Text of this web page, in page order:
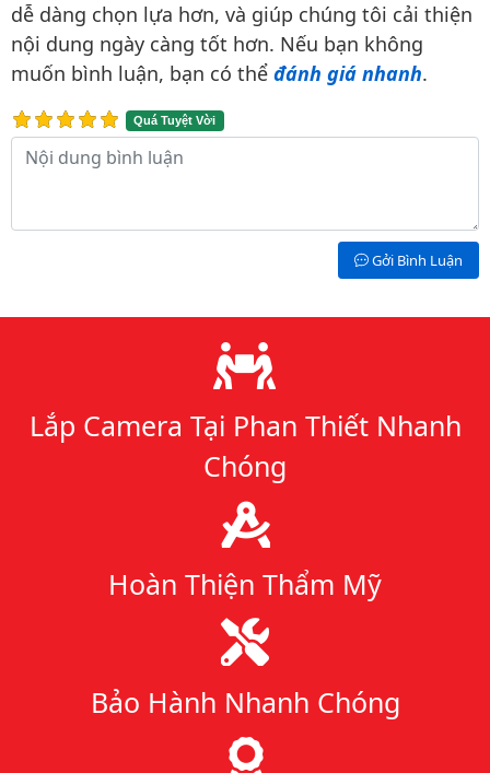
dễ dàng chọn lựa hơn, và giúp chúng tôi cải thiện
nội dung ngày càng tốt hơn. Nếu bạn không
muốn bình luận, bạn có thể đánh giá nhanh.
Quá Tuyệt Vời
Nội dung bình luận
Gởi Bình Luận
Lý do chọn chúng tôi
Lắp Camera Tại Phan Thiết Nhanh
Chóng
Hoàn Thiện Thẩm Mỹ
Bảo Hành Nhanh Chóng